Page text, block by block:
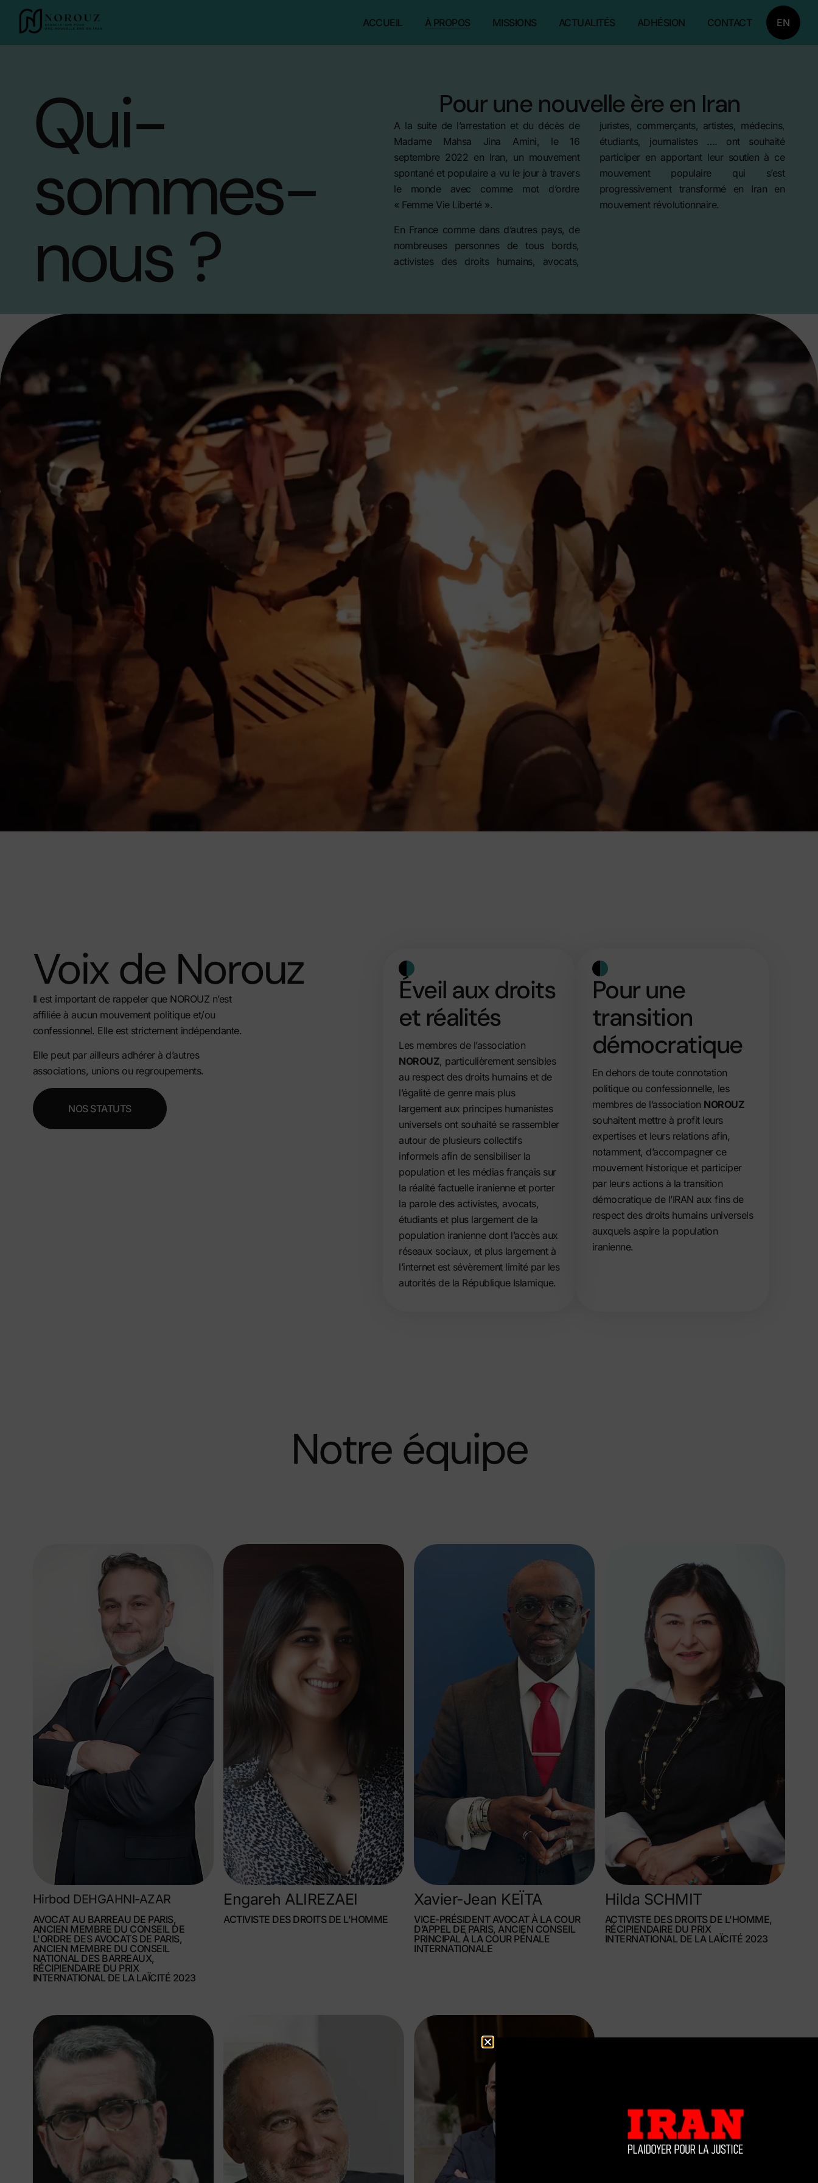
ACCUEIL À PROPOS MISSIONS ACTUALITÉS ADHÉSION CONTACT EN
Qui-
sommes-
nous ?
Pour une nouvelle ère en Iran
A la suite de l’arrestation et du décès de
Madame Mahsa Jina Amini, le 16
septembre 2022 en Iran, un mouvement
spontané et populaire a vu le jour à travers
le monde avec comme mot d’ordre
« Femme Vie Liberté ».
En France comme dans d’autres pays, de
nombreuses personnes de tous bords,
activistes des droits humains, avocats,
juristes, commerçants, artistes, médecins,
étudiants, journalistes …. ont souhaité
participer en apportant leur soutien à ce
mouvement populaire qui s’est
progressivement transformé en Iran en
mouvement révolutionnaire.
Voix de Norouz
Il est important de rappeler que NOROUZ n’est
affiliée à aucun mouvement politique et/ou
confessionnel. Elle est strictement indépendante.
Elle peut par ailleurs adhérer à d’autres
associations, unions ou regroupements.
NOS STATUTS
Éveil aux droits
et réalités
Les membres de l’association
NOROUZ, particulièrement sensibles
au respect des droits humains et de
l’égalité de genre mais plus
largement aux principes humanistes
universels ont souhaité se rassembler
autour de plusieurs collectifs
informels afin de sensibiliser la
population et les médias français sur
la réalité factuelle iranienne et porter
la parole des activistes, avocats,
étudiants et plus largement de la
population iranienne dont l’accès aux
réseaux sociaux, et plus largement à
l’internet est sévèrement limité par les
autorités de la République Islamique.
Pour une
transition
démocratique
En dehors de toute connotation
politique ou confessionnelle, les
membres de l’association NOROUZ
souhaitent mettre à profit leurs
expertises et leurs relations afin,
notamment, d’accompagner ce
mouvement historique et participer
par leurs actions à la transition
démocratique de l’IRAN aux fins de
respect des droits humains universels
auxquels aspire la population
iranienne.
Notre équipe
Hirbod DEHGAHNI-AZAR
AVOCAT AU BARREAU DE PARIS,
ANCIEN MEMBRE DU CONSEIL DE
L'ORDRE DES AVOCATS DE PARIS,
ANCIEN MEMBRE DU CONSEIL
NATIONAL DES BARREAUX,
RÉCIPIENDAIRE DU PRIX
INTERNATIONAL DE LA LAÏCITÉ 2023
Engareh ALIREZAEI
ACTIVISTE DES DROITS DE L'HOMME
Xavier-Jean KEÏTA
VICE-PRÉSIDENT AVOCAT À LA COUR
D’APPEL DE PARIS, ANCIEN CONSEIL
PRINCIPAL À LA COUR PÉNALE
INTERNATIONALE
Hilda SCHMIT
ACTIVISTE DES DROITS DE L'HOMME,
RÉCIPIENDAIRE DU PRIX
INTERNATIONAL DE LA LAÏCITÉ 2023